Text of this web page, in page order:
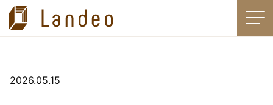
HOME ニュース お知らせ ネギ圃場への衣類由来土壌改良材「SoilTas」散布の実証実験を開始（グループ会社CIRCULAR CARBON（株）の取り組み）
2026.05.15